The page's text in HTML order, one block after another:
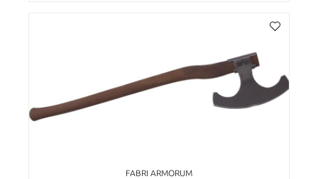
FABRI ARMORUM